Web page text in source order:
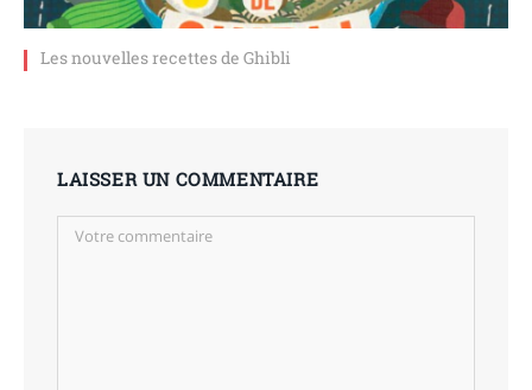
Les nouvelles recettes de Ghibli
LAISSER UN COMMENTAIRE